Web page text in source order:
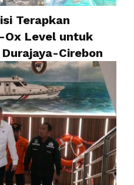
Terapkan
Ox Level untuk
Cirebon